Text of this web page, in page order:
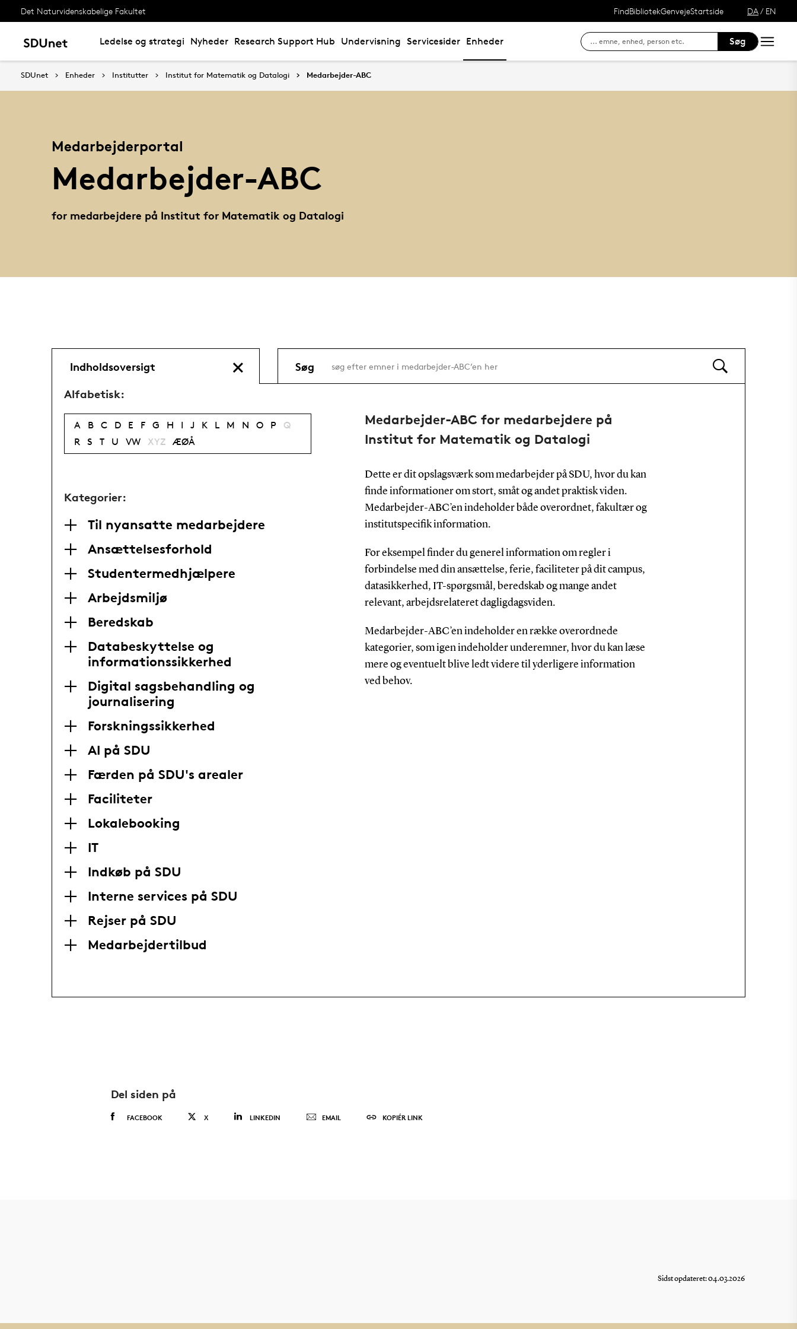
Det Naturvidenskabelige Fakultet Find
Søg efter kontaktinformation på ansatte
BibliotekGenveje
E-læring (itslearning)
Startside DA/ EN
Ledelse og strategi Nyheder Research Support Hub Undervisning Servicesider Enheder Søg
SDUnet Enheder Institutter Institut for Matematik og Datalogi Medarbejder-ABC
Medarbejderportal
Medarbejder-ABC
for medarbejdere på Institut for Matematik og Datalogi
Indholdsoversigt Søg
Alfabetisk:
A B C D E F G H I J K L M N O P
Q
R
S T U VW XYZ ÆØÅ
Kategorier:
Til nyansatte medarbejdere
Ansættelsesforhold
Studentermedhjælpere
Arbejdsmiljø
Beredskab
Databeskyttelse og
informationssikkerhed
Digital sagsbehandling og
journalisering
Forskningssikkerhed
AI på SDU
Færden på SDU's arealer
Faciliteter
Lokalebooking
IT
Indkøb på SDU
Interne services på SDU
Rejser på SDU
Medarbejdertilbud
Medarbejder-ABC for medarbejdere på
Institut for Matematik og Datalogi
Dette er dit opslagsværk som medarbejder på SDU, hvor du kan
finde informationer om stort, småt og andet praktisk viden.
Medarbejder-ABC’en indeholder både overordnet, fakultær og
institutspecifik information.
For eksempel finder du generel information om regler i
forbindelse med din ansættelse, ferie, faciliteter på dit campus,
datasikkerhed, IT-spørgsmål, beredskab og mange andet
relevant, arbejdsrelateret dagligdagsviden.
Medarbejder-ABC’en indeholder en række overordnede
kategorier, som igen indeholder underemner, hvor du kan læse
mere og eventuelt blive ledt videre til yderligere information
ved behov.
Del siden på
FACEBOOK X LINKEDIN EMAIL KOPIÉR LINK
Sidst opdateret: 04.03.2026